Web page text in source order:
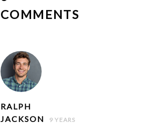
COMMENTS
RALPH
JACKSON
9 YEARS